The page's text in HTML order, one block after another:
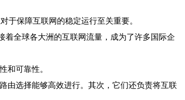
于保障互联网的稳定运行至关重要。
全球各大洲的互联网流量，成为了许多国际企
和可靠性。
由选择能够高效进行。其次，它们还负责将互联